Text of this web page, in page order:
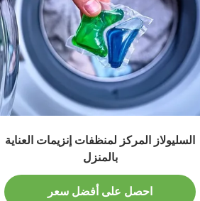
السليولاز المركز لمنظفات إنزيمات العناية
بالمنزل
احصل على أفضل سعر